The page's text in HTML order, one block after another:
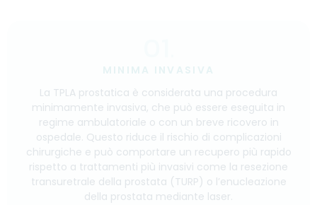
La TPLA prostatica è considerata una procedura
minimamente invasiva, che può essere eseguita in
regime ambulatoriale o con un breve ricovero in
ospedale. Questo riduce il rischio di complicazioni
chirurgiche e può comportare un recupero più rapido
rispetto a trattamenti più invasivi come la resezione
transuretrale della prostata (TURP) o l’enucleazione
della prostata mediante laser.